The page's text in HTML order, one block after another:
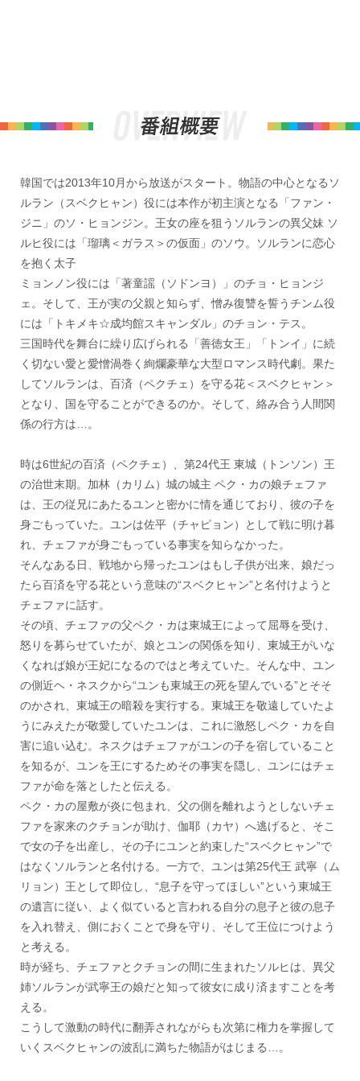
韓国では2013年10月から放送がスタート。物語の中心となるソ
ルラン（スベクヒャン）役には本作が初主演となる「ファン・
ジニ」のソ・ヒョンジン。王女の座を狙うソルランの異父妹 ソ
ルヒ役には「瑠璃＜ガラス＞の仮面」のソウ。ソルランに恋心
を抱く太子
ミョンノン役には「著童謡（ソドンヨ）」のチョ・ヒョンジ
ェ。そして、王が実の父親と知らず、憎み復讐を誓うチンム役
には「トキメキ☆成均館スキャンダル」のチョン・テス。
三国時代を舞台に繰り広げられる「善徳女王」「トンイ」に続
く切ない愛と愛憎渦巻く絢爛豪華な大型ロマンス時代劇。果た
してソルランは、百済（ペクチェ）を守る花＜スベクヒャン＞
となり、国を守ることができるのか。そして、絡み合う人間関
係の行方は…。
時は6世紀の百済（ペクチェ）、第24代王 東城（トンソン）王
の治世末期。加林（カリム）城の城主 ペク・カの娘チェファ
は、王の従兄にあたるユンと密かに情を通じており、彼の子を
身ごもっていた。ユンは佐平（チャピョン）として戦に明け暮
れ、チェファが身ごもっている事実を知らなかった。
そんなある日、戦地から帰ったユンはもし子供が出来、娘だっ
たら百済を守る花という意味の“スベクヒャン”と名付けようと
チェファに話す。
その頃、チェファの父ペク・カは東城王によって屈辱を受け、
怒りを募らせていたが、娘とユンの関係を知り、東城王がいな
くなれば娘が王妃になるのではと考えていた。そんな中、ユン
の側近ヘ・ネスクから“ユンも東城王の死を望んでいる”とそそ
のかされ、東城王の暗殺を実行する。東城王を敬遠していたよ
うにみえたが敬愛していたユンは、これに激怒しペク・カを自
害に追い込む。ネスクはチェファがユンの子を宿していること
を知るが、ユンを王にするためその事実を隠し、ユンにはチェ
ファが命を落としたと伝える。
ペク・カの屋敷が炎に包まれ、父の側を離れようとしないチェ
ファを家来のクチョンが助け、伽耶（カヤ）へ逃げると、そこ
で女の子を出産し、その子にユンと約束した“スベクヒャン”で
はなくソルランと名付ける。一方で、ユンは第25代王 武寧（ム
リョン）王として即位し、“息子を守ってほしい”という東城王
の遺言に従い、よく似ていると言われる自分の息子と彼の息子
を入れ替え、側におくことで身を守り、そして王位につけよう
と考える。
時が経ち、チェファとクチョンの間に生まれたソルヒは、異父
姉ソルランが武寧王の娘だと知って彼女に成り済ますことを考
える。
こうして激動の時代に翻弄されながらも次第に権力を掌握して
いくスベクヒャンの波乱に満ちた物語がはじまる…。